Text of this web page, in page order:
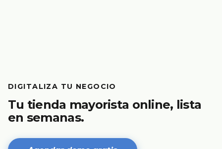
DIGITALIZA TU NEGOCIO
Tu tienda mayorista online, lista
en semanas.